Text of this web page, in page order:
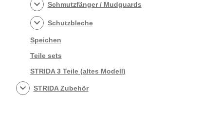
Schmutzfänger / Mudguards
Schutzbleche
Speichen
Teile sets
STRIDA 3 Teile (altes Modell)
STRIDA Zubehör